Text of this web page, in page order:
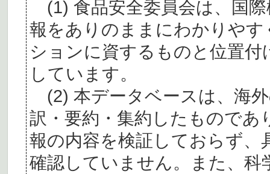
(1) 食品安全委員会は、国
報をありのままにわかりや
ションに資するものと位置
しています。
(2) 本データベースは、海
訳・要約・集約したものであ
報の内容を検証しておらず、
確認していません。また、